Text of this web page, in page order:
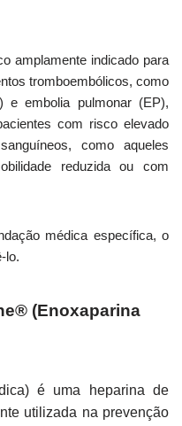
amplamente indicado para
tromboembólicos, como
e embolia pulmonar (EP),
com risco elevado
como aqueles
reduzida ou com
médica específica, o
lo.
(Enoxaparina
é uma heparina de
utilizada na prevenção